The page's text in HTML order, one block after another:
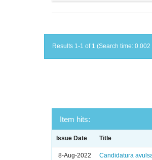
Results 1-1 of 1 (Search time:
Item hits:
Issue Date Title
8-Aug-2022
Candidatura